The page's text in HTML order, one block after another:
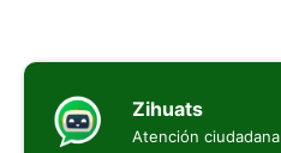
Zihuats
Atención ciudadana